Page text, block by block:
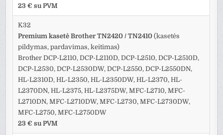
23 € su PVM
K32
Premium kasetė Brother TN2420 / TN2410 (kasetės
pildymas, pardavimas, keitimas)
Brother DCP-L2110, DCP-L2110D, DCP-L2510, DCP-L2510D,
DCP-L2530, DCP-L2530DW, DCP-L2550, DCP-L2550DN,
HL-L2310D, HL-L2350, HL-L2350DW, HL-L2370, HL-
L2370DN, HL-L2375, HL-L2375DW, MFC-L2710, MFC-
L2710DN, MFC-L2710DW, MFC-L2730, MFC-L2730DW,
MFC-L2750, MFC-L2750DW
23 € su PVM